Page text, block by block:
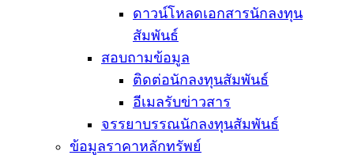
ดาวน์โหลดเอกสารนักลงทุน
สัมพันธ์
สอบถามข้อมูล
ติดต่อนักลงทุนสัมพันธ์
อีเมลรับข่าวสาร
จรรยาบรรณนักลงทุนสัมพันธ์
ข้อมูลราคาหลักทรัพย์